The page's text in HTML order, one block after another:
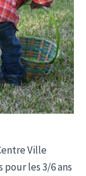
Ville
les 3/6 ans